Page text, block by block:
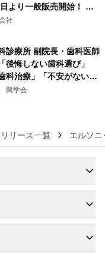
より一般販売開始！ ケ
ぐだけ、テレビの音が
社
診療所 副院長・歯科医師
後悔しない歯科選び」
科治療」「不安がない治
ーマに専門監修
興学会
リース一覧 エルソ